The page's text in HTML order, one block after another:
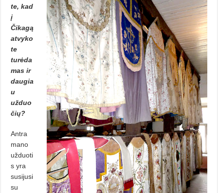
te, kad
į
Čikagą
atvyko
te
turėda
mas ir
daugia
u
užduo
čių?
Antra
mano
užduoti
s yra
susijusi
su